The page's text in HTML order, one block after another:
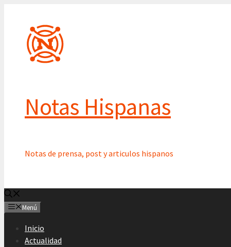
contenido
Notas Hispanas
Notas de prensa, post y articulos hispanos
Menú
Inicio
Actualidad